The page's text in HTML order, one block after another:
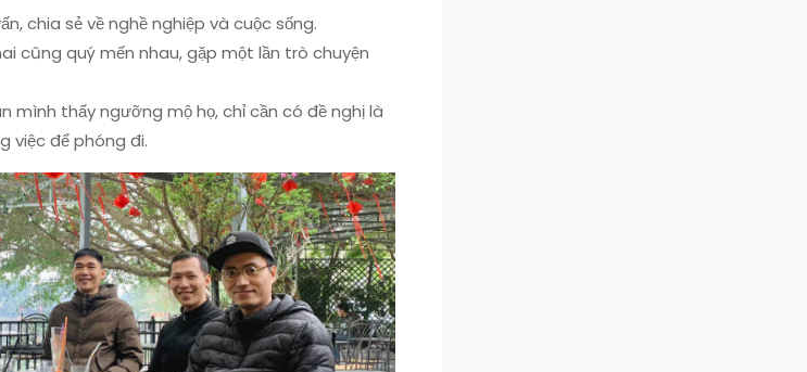
chia sẻ về nghề nghiệp và cuộc sống.
cũng quý mến nhau, gặp một lần trò chuyện
mình thấy ngưỡng mộ họ, chỉ cần có đề nghị là
việc để phóng đi.